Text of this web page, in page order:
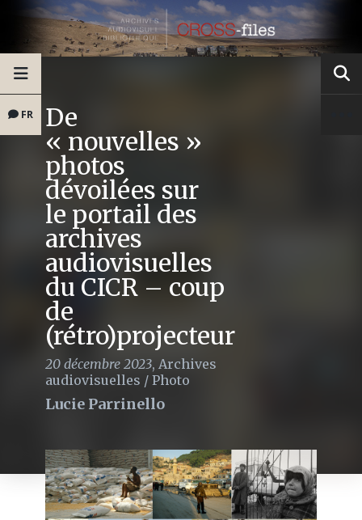
FR De
« nouvelles »
photos
dévoilées sur
le portail des
archives
audiovisuelles
du CICR – coup
de
(rétro)projecteur
20 décembre 2023, Archives
audiovisuelles / Photo
Lucie Parrinello